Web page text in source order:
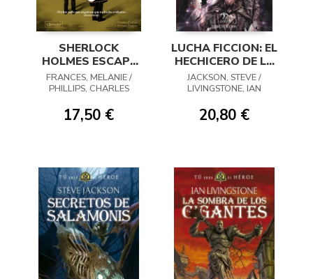
SHERLOCK
HOLMES ESCAPE
BOOK 04
FRANCES, MELANIE /
PHILLIPS, CHARLES
17,50 €
LUCHA FICCION: EL
HECHICERO DE LA
MONTANA DE
FUEGO
JACKSON, STEVE /
LIVINGSTONE, IAN
20,80 €